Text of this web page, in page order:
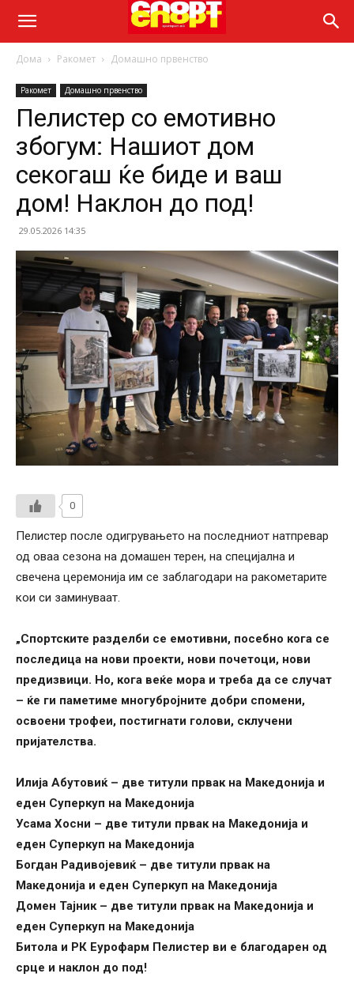
Дома Ракомет Домашно првенство
Ракомет Домашно првенство
Пелистер со емотивно
збогум: Нашиот дом
секогаш ќе биде и ваш
дом! Наклон до под!
29.05.2026 14:35
0
Пелистер после одигрувањето на последниот натпревар
од оваа сезона на домашен терен, на специјална и
свечена церемонија им се заблагодари на ракометарите
кои си заминуваат.
„Спортските разделби се емотивни, посебно кога се
последица на нови проекти, нови почетоци, нови
предизвици. Но, кога веќе мора и треба да се случат
– ќе ги паметиме многубројните добри спомени,
освоени трофеи, постигнати голови, склучени
пријателства.
Илија Абутовиќ – две титули првак на Македонија и
еден Суперкуп на Македонија
Усама Хосни – две титули првак на Македонија и
еден Суперкуп на Македонија
Богдан Радивојевиќ – две титули првак на
Македонија и еден Суперкуп на Македонија
Домен Тајник – две титули првак на Македонија и
еден Суперкуп на Македонија
Битола и РК Еурофарм Пелистер ви е благодарен од
срце и наклон до под!